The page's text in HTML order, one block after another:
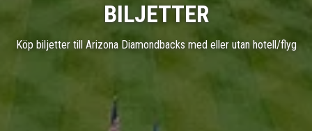
BILJETTER
Köp biljetter till Arizona Diamondbacks med eller utan hotell/flyg